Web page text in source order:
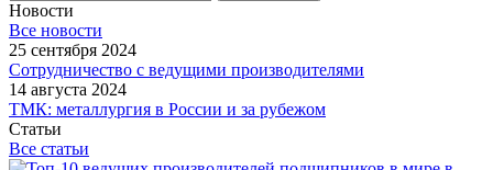
Новости
Все новости
25 сентября 2024
Сотрудничество с ведущими производителями
14 августа 2024
ТМК: металлургия в России и за рубежом
Статьи
Все статьи